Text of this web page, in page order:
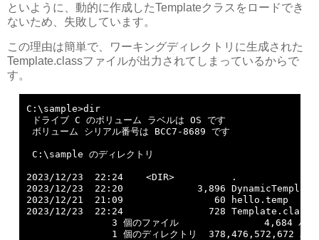
といように、動的に作成したTemplateクラスをロードでき
ないため、失敗しています。
この理由は簡単で、ワーキングディレクトリに生成された
Template.classファイルが出力されてしまっているからで
す。
C:\sample>dir
ドライブ C のボリューム ラベルは OS です
ボリューム シリアル番号は BCC7-8689 です
C:\sample のディレクトリ
2023/12/23  22:24    <DIR>          .
2023/12/23  22:20             3,896
2023/12/21  21:09                60 hello.temp
2023/12/23  22:24               728 Template.class
3 個のファイル               4,684 バイ
1 個のディレクトリ  378,476,572,672 バイ